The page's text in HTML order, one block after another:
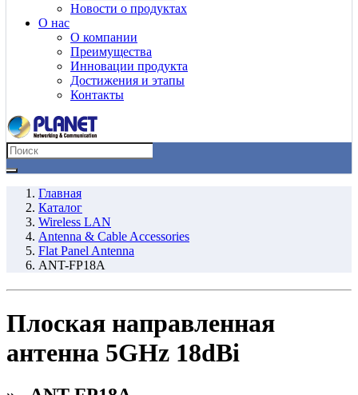
Новости о продуктах
О нас
О компании
Преимущества
Инновации продукта
Достижения и этапы
Контакты
Главная
Каталог
Wireless LAN
Antenna & Cable Accessories
Flat Panel Antenna
ANT-FP18A
Плоская направленная
антенна 5GHz 18dBi